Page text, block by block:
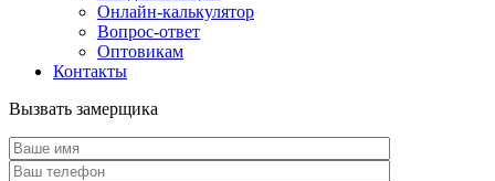
Онлайн-калькулятор
Вопрос-ответ
Оптовикам
Контакты
Вызвать замерщика